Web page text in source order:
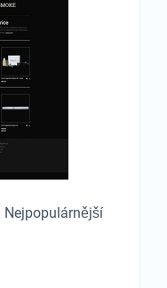
Nejpopulárnější